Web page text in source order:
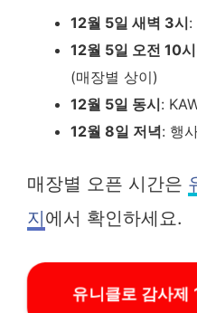
12월 5일 새벽 3시:
12월 5일 오전 10
(매장별 상이)
12월 5일 동시:
12월 8일 저녁: 행
매장별 오픈 시간은
지에서 확인하세요.
유니클로 감사제